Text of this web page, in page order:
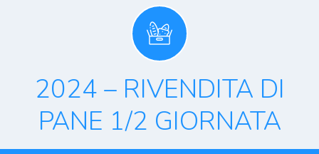
Soluzioni immobiliari
2024 – RIVENDITA DI
PANE 1/2 GIORNATA